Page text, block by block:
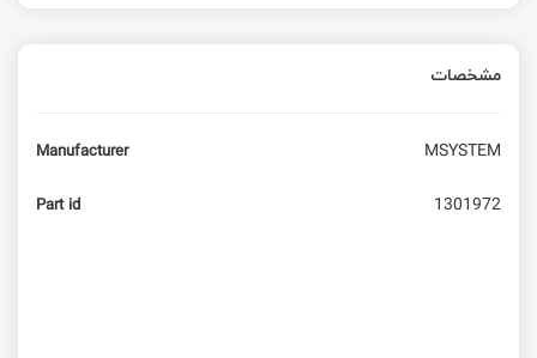
مشخصات
Manufacturer MSYSTEM
Part id 1301972